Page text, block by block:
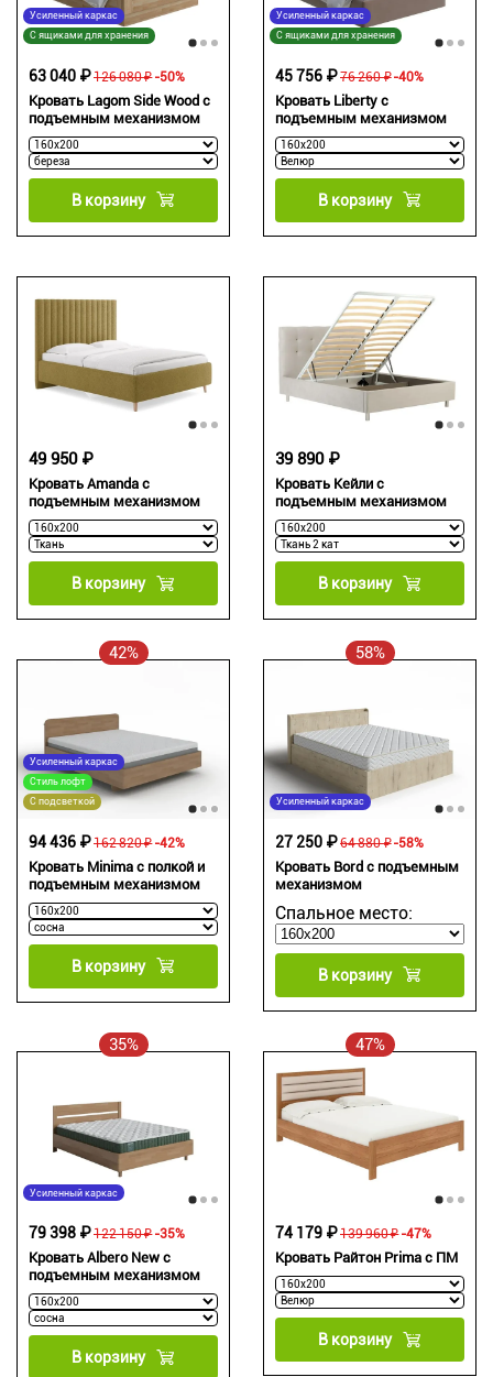
Усиленный каркас
С ящиками для хранения
Кровать Lagom Side Wood с
подъемным механизмом
126 080 ₽
63 040 ₽ -50%
В корзину
Усиленный каркас
С ящиками для хранения
Кровать Liberty с
подъемным механизмом
76 260 ₽
45 756 ₽ -40%
В корзину
Кровать Amanda с
подъемным механизмом
49 950 ₽
В корзину
Кровать Кейли с
подъемным механизмом
39 890 ₽
В корзину
42%
Усиленный каркас
Стиль лофт
С подсветкой
Кровать Minima с полкой и
подъемным механизмом
162 820 ₽
94 436 ₽ -42%
В корзину
58%
Усиленный каркас
Кровать Bord с подъемным
механизмом
Спальное место:
64 880 ₽
27 250 ₽ -58%
В корзину
35%
Усиленный каркас
Кровать Albero New с
подъемным механизмом
122 150 ₽
79 398 ₽ -35%
В корзину
47%
Кровать Райтон Prima с ПМ
139 960 ₽
74 179 ₽ -47%
В корзину